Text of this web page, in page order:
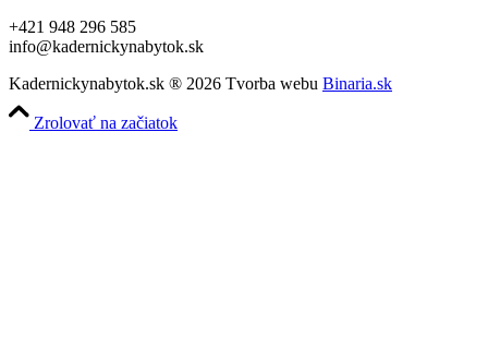
+421 948 296 585
info@kadernickynabytok.sk
Kadernickynabytok.sk ® 2026 Tvorba webu Binaria.sk
Zrolovať na začiatok